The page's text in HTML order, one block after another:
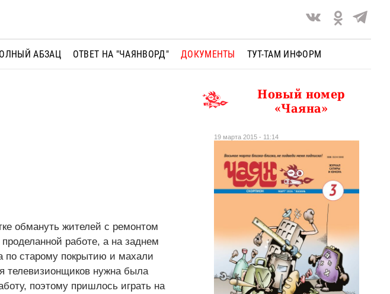
АБЗАЦ ОТВЕТ НА "ЧАЯНВОРД" ДОКУМЕНТЫ ТУТ-ТАМ ИНФОРМ
обмануть жителей с ремонтом
работе, а на заднем
по старому покрытию и махали
телевизионщиков нужна была
поэтому пришлось играть на
Новый номер
«Чаяна»
19 марта 2015 - 11:14